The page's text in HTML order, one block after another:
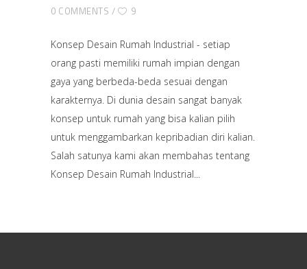
0 COMMENTS
9
Konsep Desain Rumah Industrial - setiap
orang pasti memiliki rumah impian dengan
gaya yang berbeda-beda sesuai dengan
karakternya. Di dunia desain sangat banyak
konsep untuk rumah yang bisa kalian pilih
untuk menggambarkan kepribadian diri kalian.
Salah satunya kami akan membahas tentang
Konsep Desain Rumah Industrial